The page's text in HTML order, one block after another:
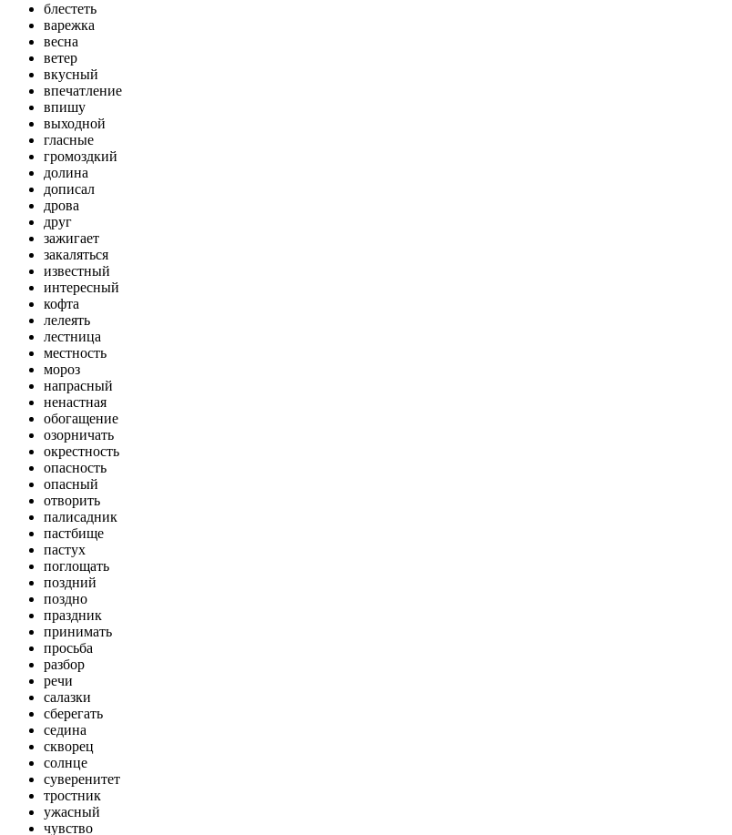
блестеть
варежка
весна
ветер
вкусный
впечатление
впишу
выходной
гласные
громоздкий
долина
дописал
дрова
друг
зажигает
закаляться
известный
интересный
кофта
лелеять
лестница
местность
мороз
напрасный
ненастная
обогащение
озорничать
окрестность
опасность
опасный
отворить
палисадник
пастбище
пастух
поглощать
поздний
поздно
праздник
принимать
просьба
разбор
речи
салазки
сберегать
седина
скворец
солнце
суверенитет
тростник
ужасный
чувство